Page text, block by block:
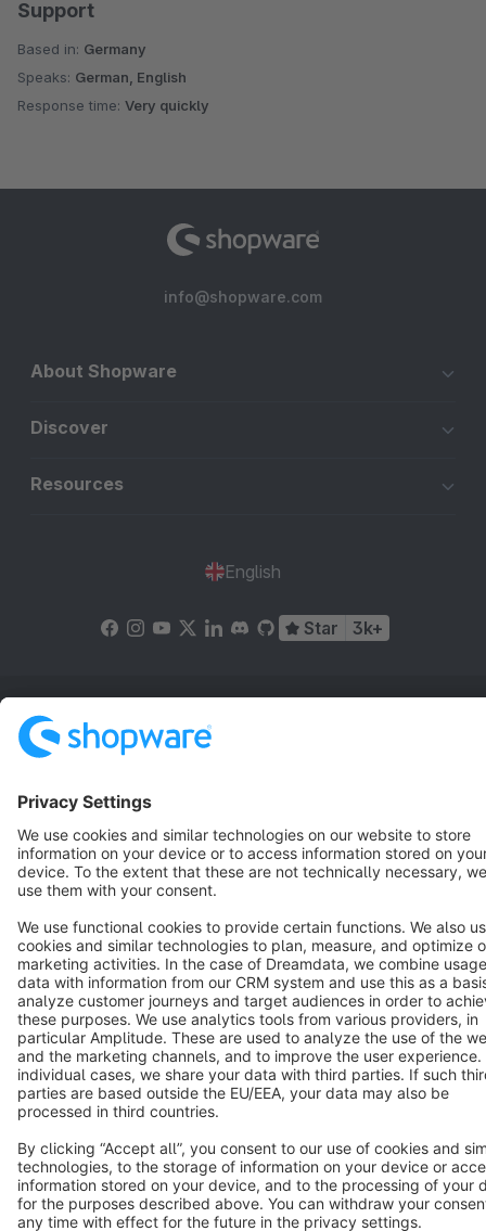
Support
Based in: Germany
Speaks: German, English
Response time: Very quickly
info@shopware.com
About Shopware
Discover
Resources
English
Star 3k+
Terms & Conditions
Copyright © shopware AG - All rights reserved
Notice: * All prices are quoted net of the statutory value-added tax